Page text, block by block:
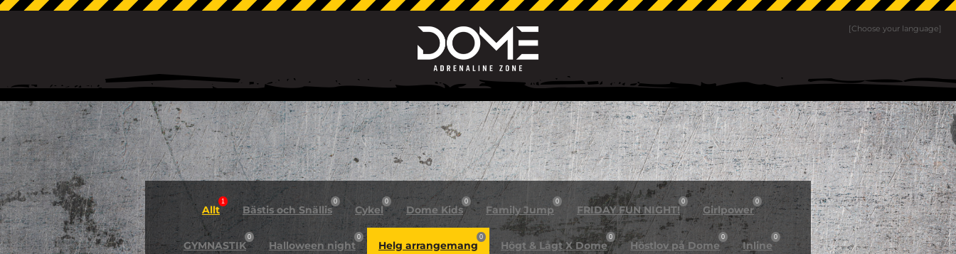
[Choose your language]
Allt
1
Bästis och Snällis
0
Cykel
0
Dome Kids
0
Family Jump
0
FRIDAY FUN NIGHT!
0
Girlpower
0
GYMNASTIK
0
Halloween night
0
Helg arrangemang
0
Högt & Lågt X Dome
0
Höstlov på Dome
0
Inline
0